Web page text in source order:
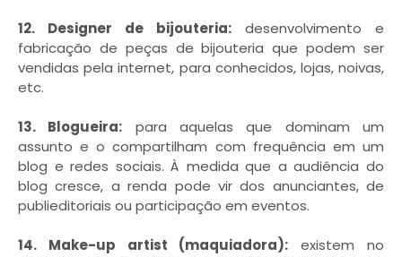
12. Designer de bijouteria: desenvolvimento e
fabricação de peças de bijouteria que podem ser
vendidas pela internet, para conhecidos, lojas, noivas,
etc.
13. Blogueira: para aquelas que dominam um
assunto e o compartilham com frequência em um
blog e redes sociais. À medida que a audiência do
blog cresce, a renda pode vir dos anunciantes, de
publieditoriais ou participação em eventos.
14. Make-up artist (maquiadora): existem no